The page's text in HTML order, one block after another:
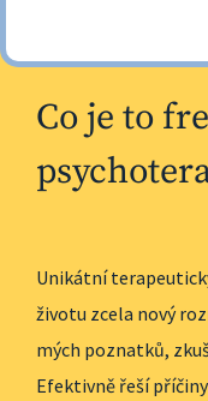
Co je to
Unikátní
životu zcela nový
mých poznatků,
Efektivně řeší